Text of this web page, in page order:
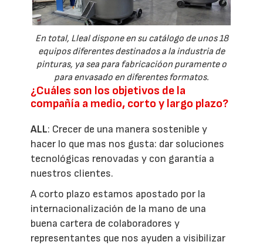
En total, Lleal dispone en su catálogo de unos 18
equipos diferentes destinados a la industria de
pinturas, ya sea para fabricacióon puramente o
para envasado en diferentes formatos.
¿Cuáles son los objetivos de la
compañía a medio, corto y largo plazo?
ALL: Crecer de una manera sostenible y
hacer lo que mas nos gusta: dar soluciones
tecnológicas renovadas y con garantía a
nuestros clientes.
A corto plazo estamos apostado por la
internacionalización de la mano de una
buena cartera de colaboradores y
representantes que nos ayuden a visibilizar